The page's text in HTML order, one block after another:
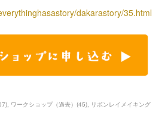
dakarastory/35.html
) ワークショップ（過去） (45) リボンレイメイキング